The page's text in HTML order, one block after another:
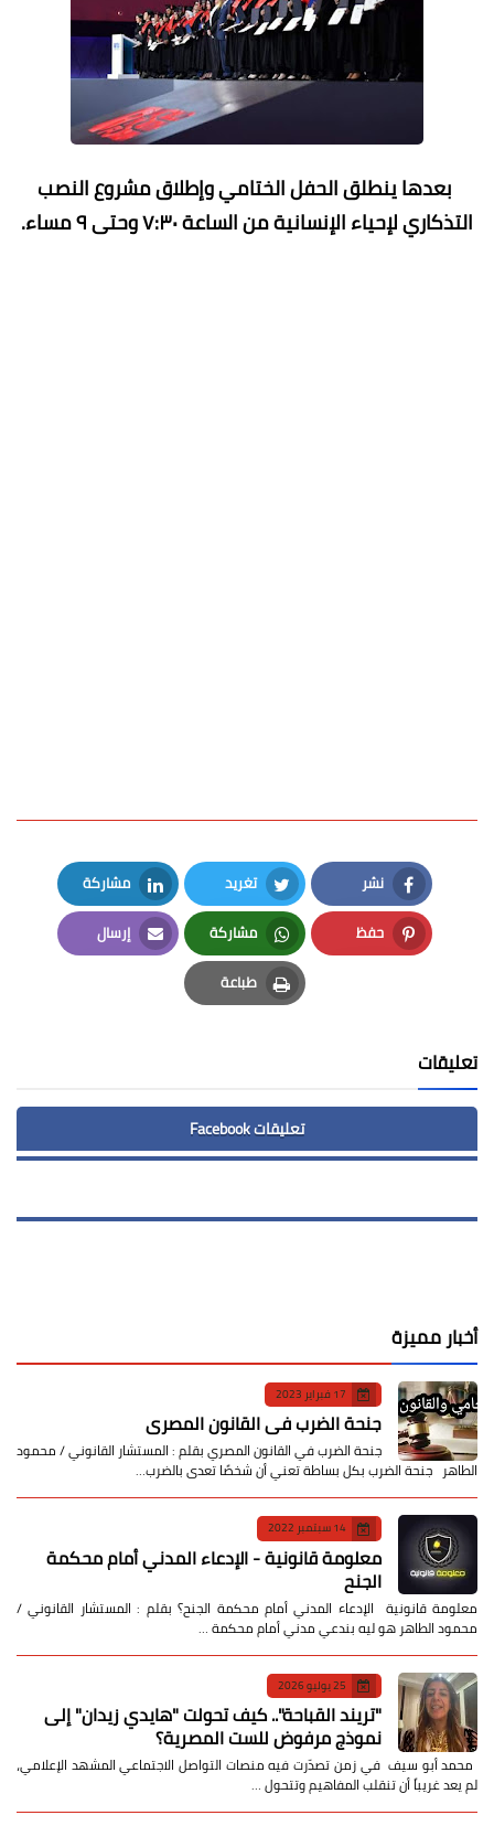
بعدها ينطلق الحفل الختامي وإطلاق مشروع النصب
التذكاري لإحياء الإنسانية من الساعة ٧:٣٠ وحتى ٩ مساء.
نشر
Facebook
تغريد
Twitter
مشاركة
LinkedIn
حفظ
Pinterest
مشاركة
Whatsapp
إرسال
Email
طباعة
Print
تعليقات
تعليقات Facebook
أخبار مميزة
17 فبراير 2023
جنحة الضرب في القانون المصري
جنحة الضرب في القانون المصري بقلم : المستشار القانوني / محمود
الطاهر جنحة الضرب بكل بساطة تعني أن شخصًا تعدى بالضرب…
14 سبتمبر 2022
معلومة قانونية - الإدعاء المدني أمام محكمة
الجنح
معلومة قانونية الإدعاء المدني أمام محكمة الجنح؟ بقلم : المستشار القانوني /
محمود الطاهر هو ليه بندعي مدني أمام محكمة …
25 يوليو 2026
​"تريند القباحة".. كيف تحولت "هايدي زيدان" إلى
نموذج مرفوض للست المصرية؟
​ محمد أبو سيف ​في زمن تصدّرت فيه منصات التواصل الاجتماعي المشهد الإعلامي،
لم يعد غريباً أن تنقلب المفاهيم وتتحول …